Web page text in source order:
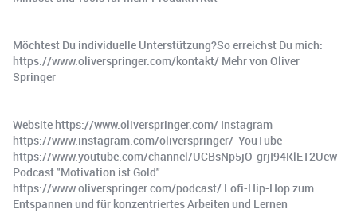
Möchtest Du individuelle Unterstützung?So erreichst Du mich:
https://www.oliverspringer.com/kontakt/ Mehr von Oliver
Springer
Website https://www.oliverspringer.com/ Instagram
https://www.instagram.com/oliverspringer/ ️ YouTube
https://www.youtube.com/channel/UCBsNp5jO-grjI94KlE12Uew ️
Podcast "Motivation ist Gold"
https://www.oliverspringer.com/podcast/ Lofi-Hip-Hop zum
Entspannen und für konzentriertes Arbeiten und Lernen